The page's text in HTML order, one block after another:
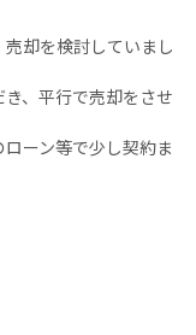
却を検討していまし
、平行で売却をさせ
ーン等で少し契約ま